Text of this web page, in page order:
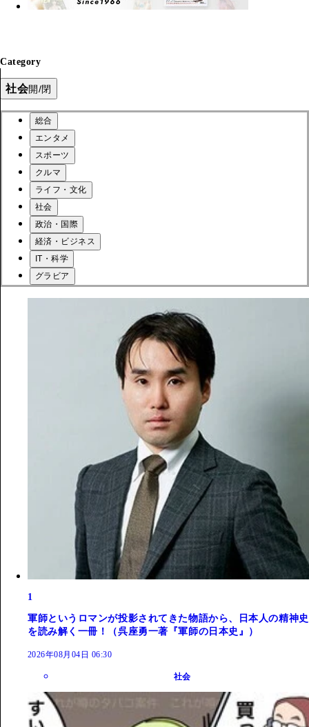
Category
社会開/閉
総合
エンタメ
スポーツ
クルマ
ライフ・文化
社会
政治・国際
経済・ビジネス
IT・科学
グラビア
1
軍師というロマンが投影されてきた物語から、日本人の精神史
を読み解く一冊！（呉座勇一著『軍師の日本史』）
2026年08月04日 06:30
社会